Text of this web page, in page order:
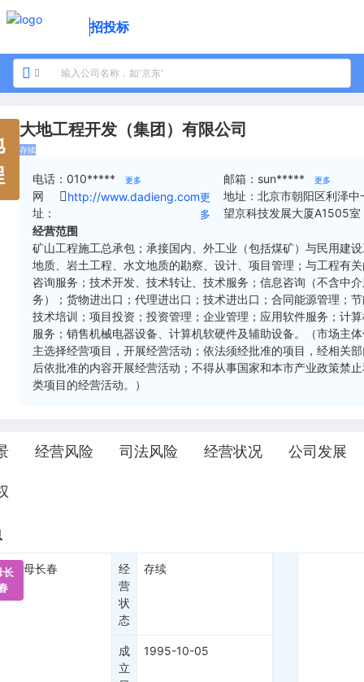
招投标
大地工程开发（集团）有限公司
存续
电话： 010***** 更多 邮箱： sun***** 更多
网
址：
http://www.dadieng.com更
多
地址： 北京市朝阳区利泽中
望京科技发展大厦A1505室
经营范围
矿山工程施工总承包；承接国内、外工业（包括煤矿）与民用建
地质、岩土工程、水文地质的勘察、设计、项目管理；与工程有
咨询服务；技术开发、技术转让、技术服务；信息咨询（不含中
务）；货物进出口；代理进出口；技术进出口；合同能源管理；
技术培训；项目投资；投资管理；企业管理；应用软件服务；计
服务；销售机械电器设备、计算机软硬件及辅助设备。（市场主
主选择经营项目，开展经营活动；依法须经批准的项目，经相关
后依批准的内容开展经营活动；不得从事国家和本市产业政策禁
类项目的经营活动。）
经营风险 司法风险 经营状况 公司发展
长
母长春
经
营
状
态
存续
成
立
1995-10-05